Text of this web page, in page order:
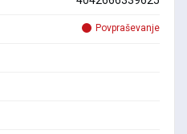
Povpraševanje